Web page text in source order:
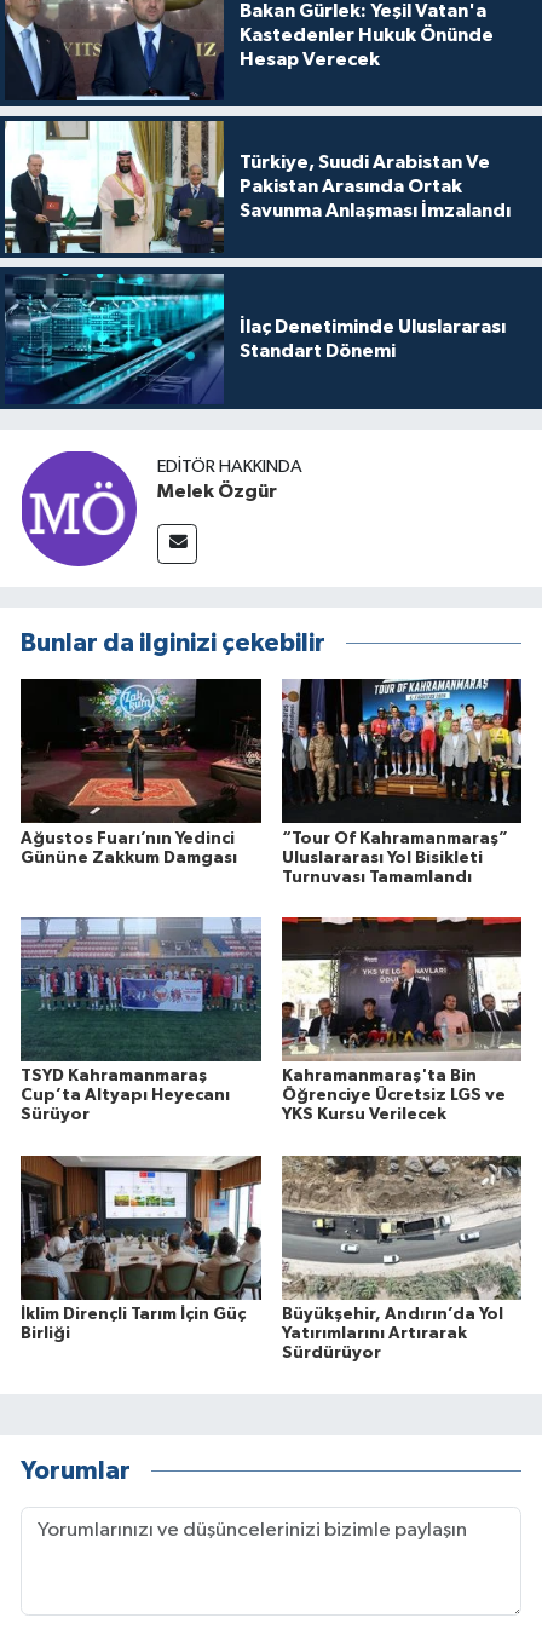
Bakan Gürlek: Yeşil Vatan'a
Kastedenler Hukuk Önünde
Hesap Verecek
Türkiye, Suudi Arabistan Ve
Pakistan Arasında Ortak
Savunma Anlaşması İmzalandı
İlaç Denetiminde Uluslararası
Standart Dönemi
EDITÖR HAKKINDA
Melek Özgür
Bunlar da ilginizi çekebilir
Ağustos Fuarı’nın Yedinci
Gününe Zakkum Damgası
“Tour Of Kahramanmaraş”
Uluslararası Yol Bisikleti
Turnuvası Tamamlandı
TSYD Kahramanmaraş
Cup’ta Altyapı Heyecanı
Sürüyor
Kahramanmaraş'ta Bin
Öğrenciye Ücretsiz LGS ve
YKS Kursu Verilecek
İklim Dirençli Tarım İçin Güç
Birliği
Büyükşehir, Andırın’da Yol
Yatırımlarını Artırarak
Sürdürüyor
Yorumlar